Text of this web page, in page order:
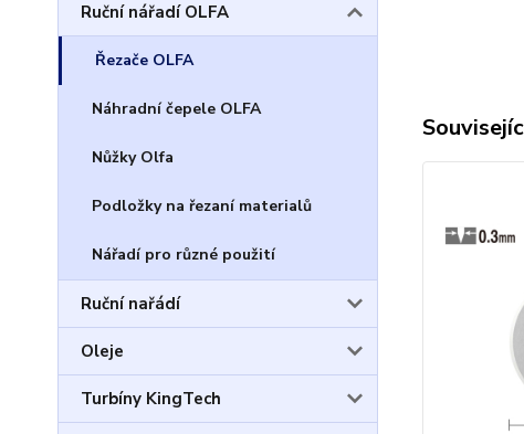
Ruční nářadí OLFA
Řezače OLFA
Náhradní čepele OLFA
Nůžky Olfa
Podložky na řezaní materialů
Nářadí pro různé použití
Ruční nařádí
Oleje
Turbíny KingTech